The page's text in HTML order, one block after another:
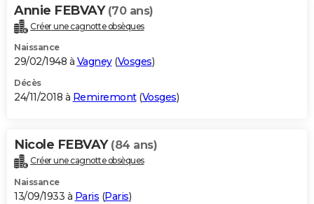
Annie FEBVAY (70 ans)
Créer une cagnotte obsèques
Naissance
29/02/1948 à Vagney(Vosges)
Décès
24/11/2018 à Remiremont(Vosges)
Nicole FEBVAY (84 ans)
Créer une cagnotte obsèques
Naissance
13/09/1933 à Paris (Paris)